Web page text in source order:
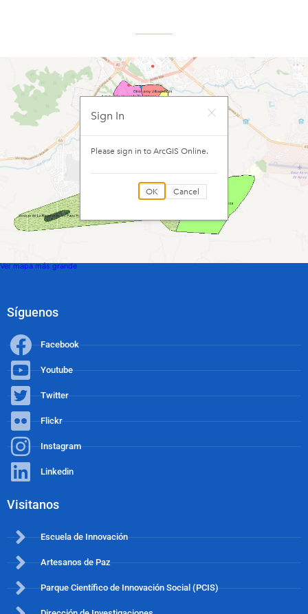
Ver mapa más grande
Síguenos
Facebook
Youtube
Twitter
Flickr
Instagram
Linkedin
Visitanos
Escuela de Innovación
Artesanos de Paz
Parque Científico de Innovación Social (PCIS)